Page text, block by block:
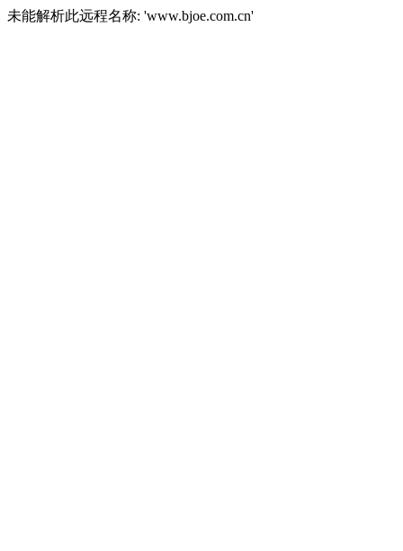
未能解析此远程名称: 'www.bjoe.com.cn'